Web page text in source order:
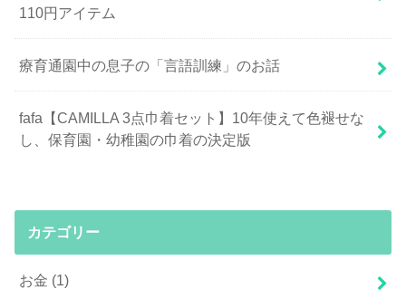
110円アイテム
療育通園中の息子の「言語訓練」のお話
fafa【CAMILLA 3点巾着セット】10年使えて色褪せな
し、保育園・幼稚園の巾着の決定版
カテゴリー
お金 (1)